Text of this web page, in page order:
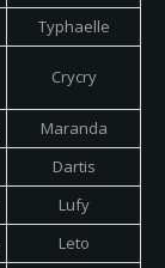
Typhaelle
Crycry
Maranda
Dartis
Lufy
Leto